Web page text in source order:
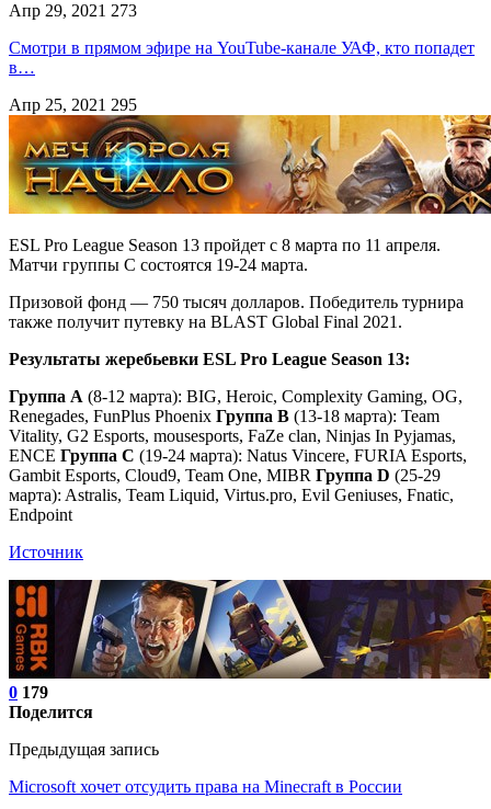
Апр 29, 2021 273
Смотри в прямом эфире на YouTube-канале УАФ, кто попадет
в…
Апр 25, 2021 295
ESL Pro League Season 13 пройдет с 8 марта по 11 апреля.
Матчи группы C состоятся 19-24 марта.
Призовой фонд — 750 тысяч долларов. Победитель турнира
также получит путевку на BLAST Global Final 2021.
Результаты жеребьевки ESL Pro League Season 13:
Группа А (8-12 марта): BIG, Heroic, Complexity Gaming, OG,
Renegades, FunPlus Phoenix Группа B (13-18 марта): Team
Vitality, G2 Esports, mousesports, FaZe clan, Ninjas In Pyjamas,
ENCE Группа C (19-24 марта): Natus Vincere, FURIA Esports,
Gambit Esports, Cloud9, Team One, MIBR Группа D (25-29
марта): Astralis, Team Liquid, Virtus.pro, Evil Geniuses, Fnatic,
Endpoint
Источник
0 179
Поделится
Предыдущая запись
Microsoft хочет отсудить права на Minecraft в России